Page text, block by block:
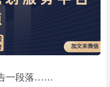
告一段落……